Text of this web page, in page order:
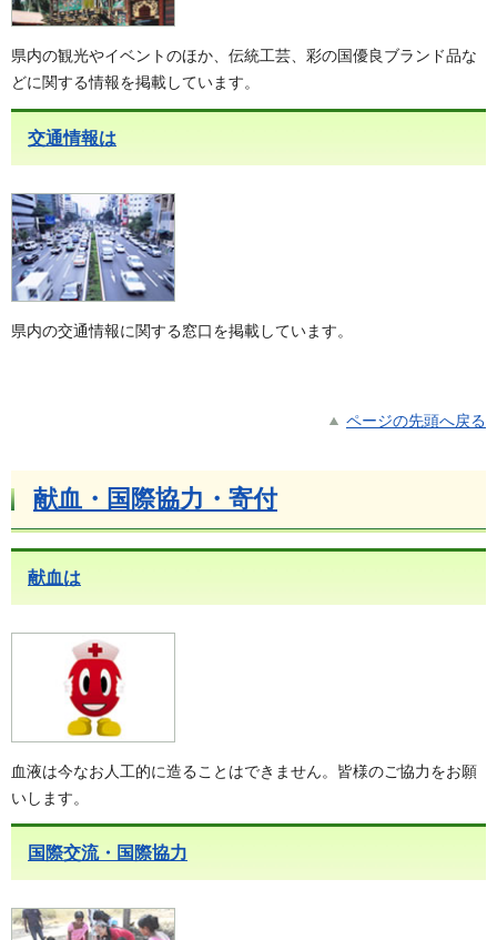
県内の観光やイベントのほか、伝統工芸、彩の国優良ブランド品な
どに関する情報を掲載しています。
交通情報は
県内の交通情報に関する窓口を掲載しています。
ページの先頭へ戻る
献血・国際協力・寄付
献血は
血液は今なお人工的に造ることはできません。皆様のご協力をお願
いします。
国際交流・国際協力